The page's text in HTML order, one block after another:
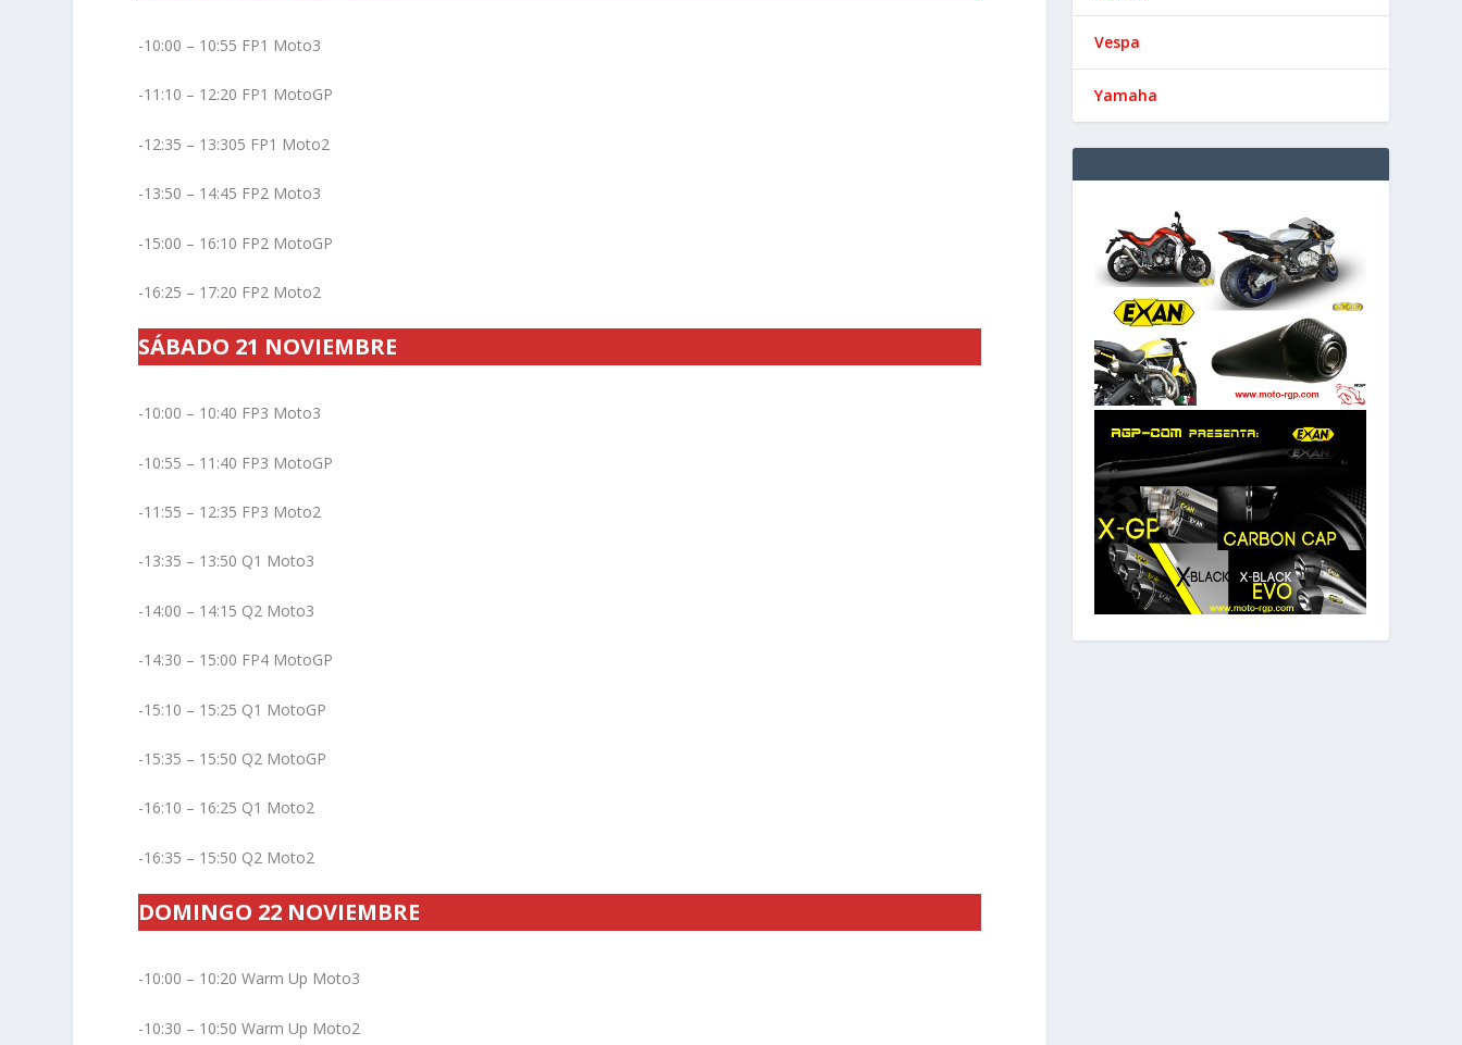
-10:00 – 10:55 FP1 Moto3
-11:10 – 12:20 FP1 MotoGP
-12:35 – 13:305 FP1 Moto2
-13:50 – 14:45 FP2 Moto3
-15:00 – 16:10 FP2 MotoGP
-16:25 – 17:20 FP2 Moto2
SÁBADO 21 NOVIEMBRE
-10:00 – 10:40 FP3 Moto3
-10:55 – 11:40 FP3 MotoGP
-11:55 – 12:35 FP3 Moto2
-13:35 – 13:50 Q1 Moto3
-14:00 – 14:15 Q2 Moto3
-14:30 – 15:00 FP4 MotoGP
-15:10 – 15:25 Q1 MotoGP
-15:35 – 15:50 Q2 MotoGP
-16:10 – 16:25 Q1 Moto2
-16:35 – 15:50 Q2 Moto2
DOMINGO 22 NOVIEMBRE
-10:00 – 10:20 Warm Up Moto3
-10:30 – 10:50 Warm Up Moto2
Vespa
Yamaha